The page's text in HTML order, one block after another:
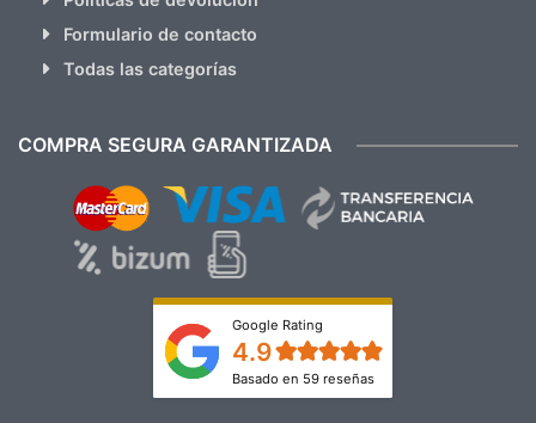
Formulario de contacto
Todas las categorías
COMPRA SEGURA GARANTIZADA
Google Rating
4.9
Basado en 59 reseñas